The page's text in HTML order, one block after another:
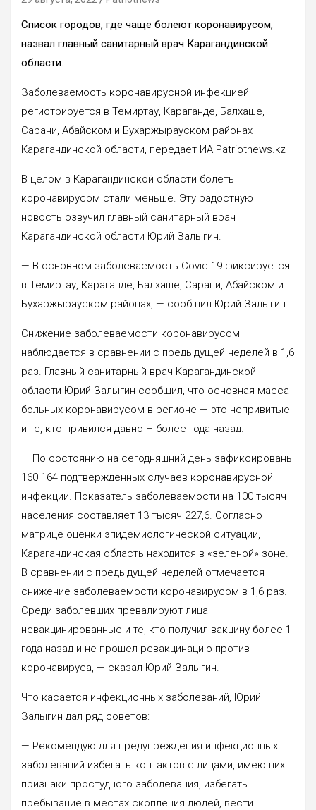
Список городов, где чаще болеют коронавирусом,
назвал главный санитарный врач Карагандинской
области.
Заболеваемость коронавирусной инфекцией
регистрируется в Темиртау, Караганде, Балхаше,
Сарани, Абайском и Бухаржырауском районах
Карагандинской области, передает ИА Patriotnews.kz
В целом в Карагандинской области болеть
коронавирусом стали меньше. Эту радостную
новость озвучил главный санитарный врач
Карагандинской области Юрий Залыгин.
— В основном заболеваемость Covid-19 фиксируется
в Темиртау, Караганде, Балхаше, Сарани, Абайском и
Бухаржырауском районах, — сообщил Юрий Залыгин.
Снижение заболеваемости коронавирусом
наблюдается в сравнении с предыдущей неделей в 1,6
раз. Главный санитарный врач Карагандинской
области Юрий Залыгин сообщил, что основная масса
больных коронавирусом в регионе — это непривитые
и те, кто привился давно – более года назад.
— По состоянию на сегодняшний день зафиксированы
160 164 подтвержденных случаев коронавирусной
инфекции. Показатель заболеваемости на 100 тысяч
населения составляет 13 тысяч 227,6. Согласно
матрице оценки эпидемиологической ситуации,
Карагандинская область находится в «зеленой» зоне.
В сравнении с предыдущей неделей отмечается
снижение заболеваемости коронавирусом в 1,6 раз.
Среди заболевших превалируют лица
невакцинированные и те, кто получил вакцину более 1
года назад и не прошел ревакцинацию против
коронавируса, — сказал Юрий Залыгин.
Что касается инфекционных заболеваний, Юрий
Залыгин дал ряд советов:
— Рекомендую для предупреждения инфекционных
заболеваний избегать контактов с лицами, имеющих
признаки простудного заболевания, избегать
пребывание в местах скопления людей, вести